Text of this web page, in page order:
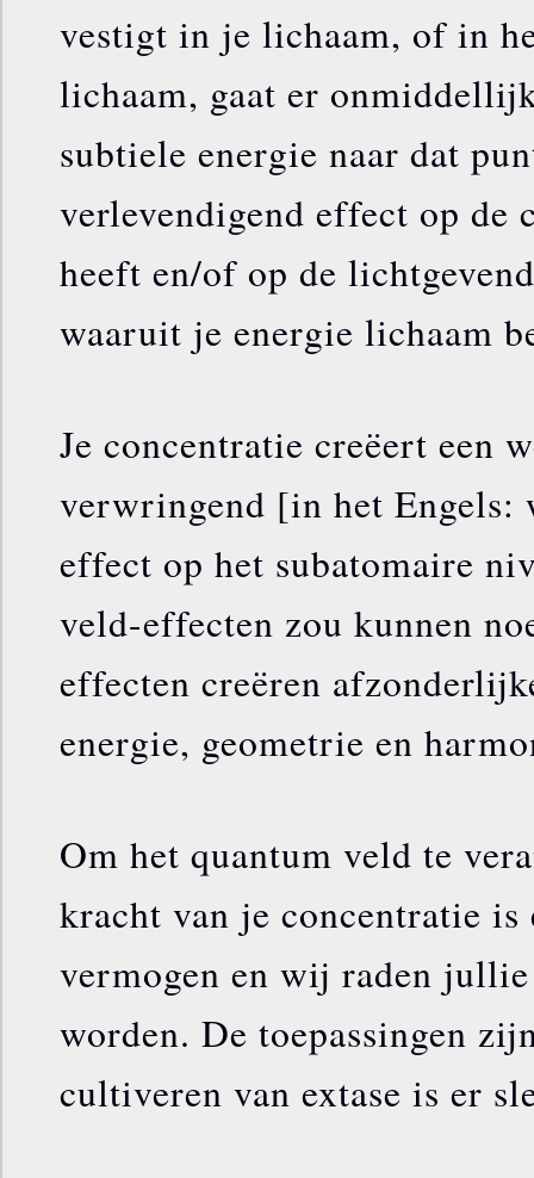
vestigt in je lichaam, of in
lichaam, gaat er
subtiele energie naar dat
verlevendigend effect op de
heeft en/of op de
waaruit je energie lichaam
Je concentratie creëert een
verwringend [in het
effect op het subatomaire
veld-effecten zou kunnen
effecten creëren
energie, geometrie en
Om het quantum veld te
kracht van je concentratie
vermogen en wij raden
worden. De toepassingen
cultiveren van extase is er